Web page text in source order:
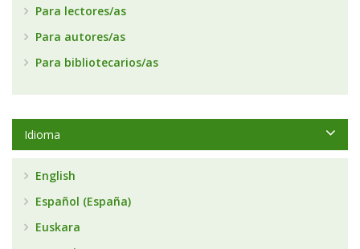
Para lectores/as
Para autores/as
Para bibliotecarios/as
Idioma
English
Español (España)
Euskara